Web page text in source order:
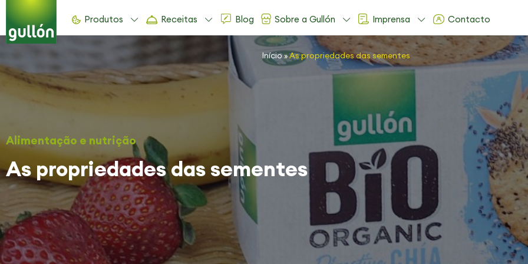
Produtos Receitas Blog Sobre a Gullón Imprensa Contacto
Início»As propriedades das sementes
Alimentação e nutrição
As propriedades das sementes